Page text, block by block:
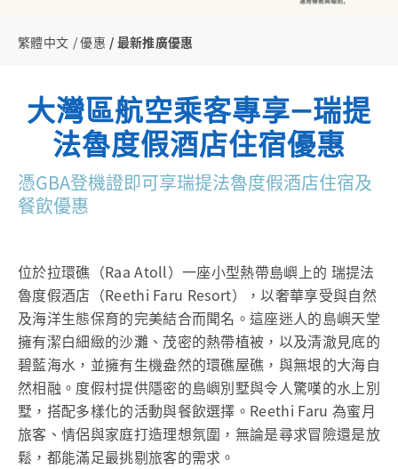
繁體中文 優惠 最新推廣優惠
大灣區航空乘客專享—瑞提
法魯度假酒店住宿優惠
憑GBA登機證即可享瑞提法魯度假酒店住宿及
餐飲優惠
位於拉環礁（Raa Atoll）一座小型熱帶島嶼上的 瑞提法
魯度假酒店（Reethi Faru Resort），以奢華享受與自然
及海洋生態保育的完美結合而聞名。這座迷人的島嶼天堂
擁有潔白細緻的沙灘、茂密的熱帶植被，以及清澈見底的
碧藍海水，並擁有生機盎然的環礁屋礁，與無垠的大海自
然相融。度假村提供隱密的島嶼別墅與令人驚嘆的水上別
墅，搭配多樣化的活動與餐飲選擇。Reethi Faru 為蜜月
旅客、情侶與家庭打造理想氛圍，無論是尋求冒險還是放
鬆，都能滿足最挑剔旅客的需求。